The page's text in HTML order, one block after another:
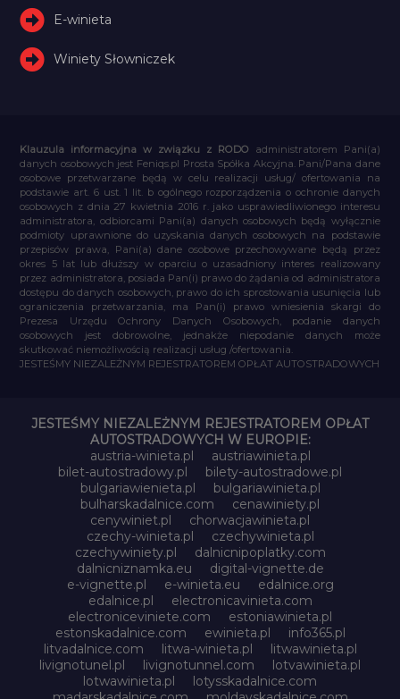
E-winieta
Winiety Słowniczek
Klauzula informacyjna w związku z RODO administratorem Pani(a)
danych osobowych jest Feniqs.pl Prosta Spółka Akcyjna. Pani/Pana dane
osobowe przetwarzane będą w celu realizacji usług/ ofertowania na
podstawie art. 6 ust. 1 lit. b ogólnego rozporządzenia o ochronie danych
osobowych z dnia 27 kwietnia 2016 r. jako usprawiedliwionego interesu
administratora, odbiorcami Pani(a) danych osobowych będą wyłącznie
podmioty uprawnione do uzyskania danych osobowych na podstawie
przepisów prawa, Pani(a) dane osobowe przechowywane będą przez
okres 5 lat lub dłuższy w oparciu o uzasadniony interes realizowany
przez administratora, posiada Pan(i) prawo do żądania od administratora
dostępu do danych osobowych, prawo do ich sprostowania usunięcia lub
ograniczenia przetwarzania, ma Pan(i) prawo wniesienia skargi do
Prezesa Urzędu Ochrony Danych Osobowych, podanie danych
osobowych jest dobrowolne, jednakże niepodanie danych może
skutkować niemożliwością realizacji usług /ofertowania.
JESTEŚMY NIEZALEŻNYM REJESTRATOREM OPŁAT AUTOSTRADOWYCH
JESTEŚMY NIEZALEŻNYM REJESTRATOREM OPŁAT
AUTOSTRADOWYCH W EUROPIE:
austria-winieta.pl
austriawinieta.pl
bilet-autostradowy.pl
bilety-autostradowe.pl
bulgariawienieta.pl
bulgariawinieta.pl
bulharskadalnice.com
cenawiniety.pl
cenywiniet.pl
chorwacjawinieta.pl
czechy-winieta.pl
czechywinieta.pl
czechywiniety.pl
dalnicnipoplatky.com
dalnicniznamka.eu
digital-vignette.de
e-vignette.pl
e-winieta.eu
edalnice.org
edalnice.pl
electronicavinieta.com
electroniceviniete.com
estoniawinieta.pl
estonskadalnice.com
ewinieta.pl
info365.pl
litvadalnice.com
litwa-winieta.pl
litwawinieta.pl
livignotunel.pl
livignotunnel.com
lotvawinieta.pl
lotwawinieta.pl
lotysskadalnice.com